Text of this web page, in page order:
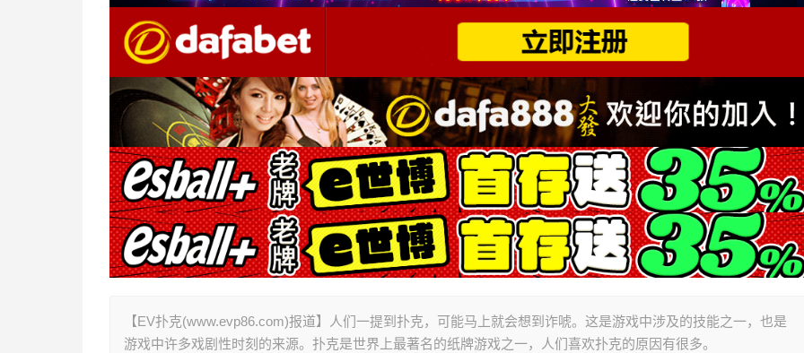
【EV扑克(www.evp86.com)报道】人们一提到扑克，可能马上就会想到诈唬。这是游戏中涉及的技能之一，也是
游戏中许多戏剧性时刻的来源。扑克是世界上最著名的纸牌游戏之一，人们喜欢扑克的原因有很多。